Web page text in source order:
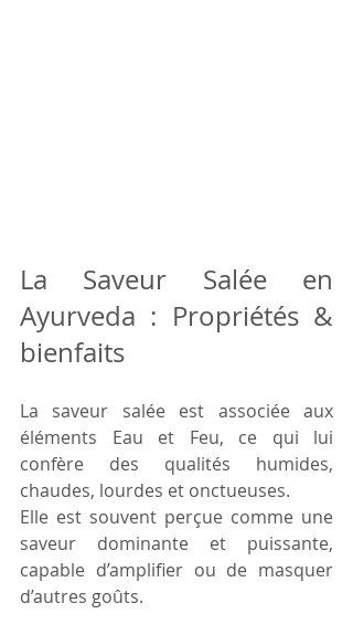
La Saveur Salée en
Ayurveda : Propriétés &
bienfaits
La saveur salée est associée aux
éléments Eau et Feu, ce qui lui
confère des qualités humides,
chaudes, lourdes et onctueuses.
Elle est souvent perçue comme une
saveur dominante et puissante,
capable d’amplifier ou de masquer
d’autres goûts.